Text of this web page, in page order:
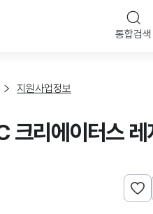
통합검색
지원사업정보
크리에이터스 레
관